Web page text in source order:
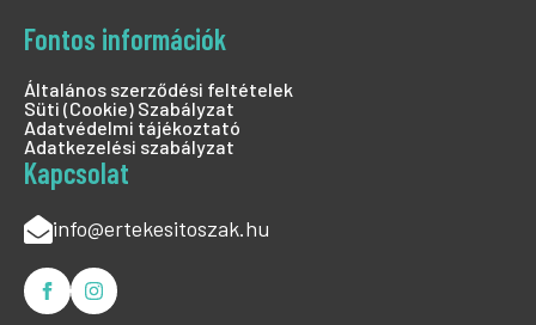
Fontos információk
Általános szerződési feltételek
Süti (Cookie) Szabályzat
Adatvédelmi tájékoztató
Adatkezelési szabályzat
Kapcsolat
info@ertekesitoszak.hu